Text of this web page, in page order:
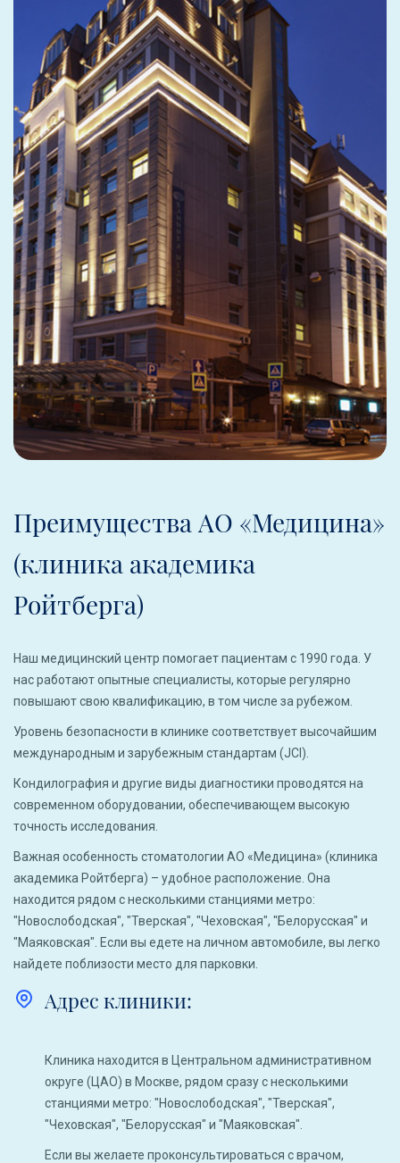
Преимущества АО «Медицина»
(клиника академика
Ройтберга)
Наш медицинский центр помогает пациентам с 1990 года. У
нас работают опытные специалисты, которые регулярно
повышают свою квалификацию, в том числе за рубежом.
Уровень безопасности в клинике соответствует высочайшим
международным и зарубежным стандартам (JCI).
Кондилография и другие виды диагностики проводятся на
современном оборудовании, обеспечивающем высокую
точность исследования.
Важная особенность стоматологии АО «Медицина» (клиника
академика Ройтберга) – удобное расположение. Она
находится рядом с несколькими станциями метро:
"Новослободская", "Тверская", "Чеховская", "Белорусская" и
"Маяковская". Если вы едете на личном автомобиле, вы легко
найдете поблизости место для парковки.
Адрес клиники:
Клиника находится в Центральном административном
округе (ЦАО) в Москве, рядом сразу с несколькими
станциями метро: "Новослободская", "Тверская",
"Чеховская", "Белорусская" и "Маяковская".
Если вы желаете проконсультироваться с врачом,